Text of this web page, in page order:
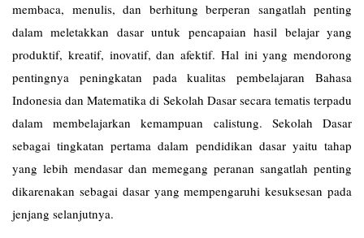
membaca, menulis, dan berhitung berperan sangatlah penting
dalam meletakkan dasar untuk pencapaian hasil belajar yang
produktif, kreatif, inovatif, dan afektif. Hal ini yang mendorong
pentingnya peningkatan pada kualitas pembelajaran Bahasa
Indonesia dan Matematika di Sekolah Dasar secara tematis terpadu
dalam membelajarkan kemampuan calistung. Sekolah Dasar
sebagai tingkatan pertama dalam pendidikan dasar yaitu tahap
yang lebih mendasar dan memegang peranan sangatlah penting
dikarenakan sebagai dasar yang mempengaruhi kesuksesan pada
jenjang selanjutnya.